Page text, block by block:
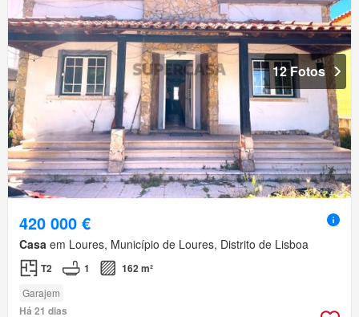
12 Fotos
420 000 €
Casa em Loures, Município de Loures, Distrito de Lisboa
T2 1 162 m²
Garajem
Há 21 dias